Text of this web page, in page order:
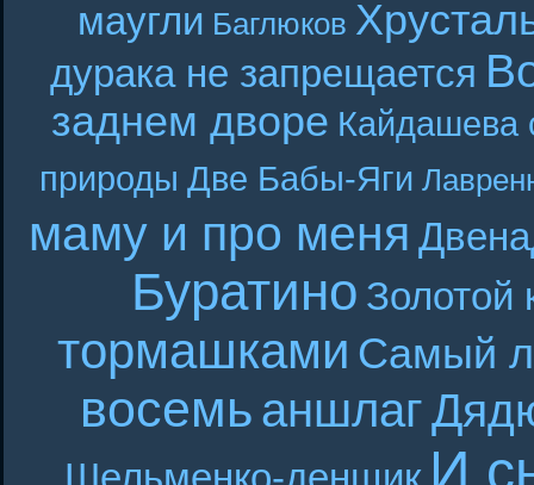
маугли Баглюков
дурака не запрещается
заднем дворе Кайдашева
природы Две Бабы-Яги
маму и про меня
Буратино Золотой
тормашками Самый
восемьаншлаг
И